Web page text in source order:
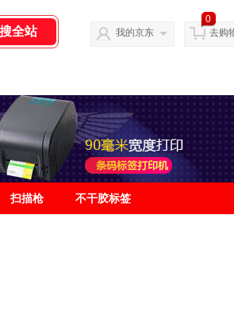
我的京东
0
去购
扫描枪 不干胶标签